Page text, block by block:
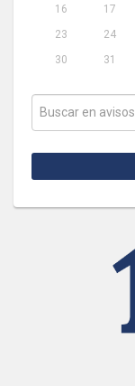
16
17
23
24
30
31